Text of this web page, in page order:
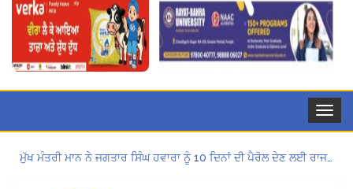
Toggle
ਮੁੱਖ ਮੰਤਰੀ ਮਾਨ ਨੇ ਜਗਤਾਰ ਸਿੰਘ ਹਵਾਰਾ ਨੂੰ 10 ਦਿਨਾਂ ਦੀ ਪੈਰੋਲ ਦੇਣ ਲਈ ਰਾਜਪਾਲ ਨੂੰ ਲਿਖਿਆ ਪੱਤਰ